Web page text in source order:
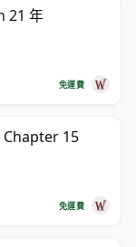
21 年
免運費
15
免運費